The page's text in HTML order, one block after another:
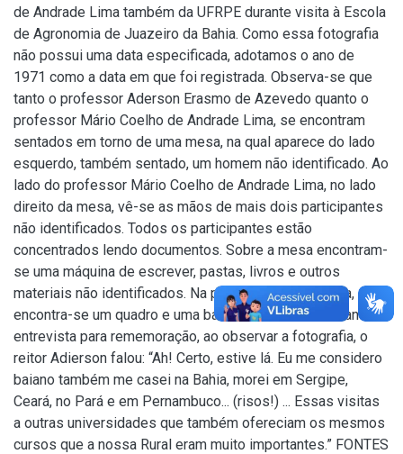
de Andrade Lima também da UFRPE durante visita à Escola
de Agronomia de Juazeiro da Bahia. Como essa fotografia
não possui uma data especificada, adotamos o ano de
1971 como a data em que foi registrada. Observa-se que
tanto o professor Aderson Erasmo de Azevedo quanto o
professor Mário Coelho de Andrade Lima, se encontram
sentados em torno de uma mesa, na qual aparece do lado
esquerdo, também sentado, um homem não identificado. Ao
lado do professor Mário Coelho de Andrade Lima, no lado
direito da mesa, vê-se as mãos de mais dois participantes
não identificados. Todos os participantes estão
concentrados lendo documentos. Sobre a mesa encontram-
se uma máquina de escrever, pastas, livros e outros
materiais não identificados. Na parede ao final da sala,
encontra-se um quadro e uma bandeira do Brasil. Durante a
entrevista para rememoração, ao observar a fotografia, o
reitor Adierson falou: “Ah! Certo, estive lá. Eu me considero
baiano também me casei na Bahia, morei em Sergipe,
Ceará, no Pará e em Pernambuco... (risos!) ... Essas visitas
a outras universidades que também ofereciam os mesmos
cursos que a nossa Rural eram muito importantes.” FONTES